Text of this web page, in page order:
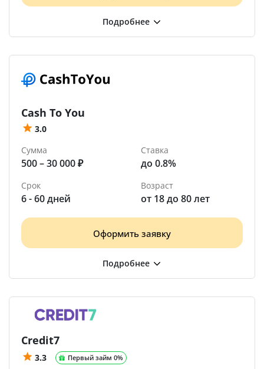
Cash To You
3.0
Сумма
500 – 30 000 ₽
Ставка
до 0.8%
Срок
6 - 60 дней
Возраст
от 18 до 80 лет
Оформить заявку
Credit7
3.3 Первый займ 0%